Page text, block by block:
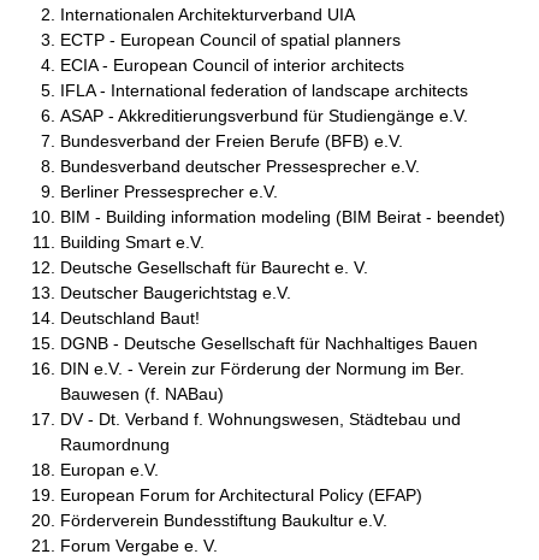
Internationalen Architekturverband UIA
ECTP - European Council of spatial planners
ECIA - European Council of interior architects
IFLA - International federation of landscape architects
ASAP - Akkreditierungsverbund für Studiengänge e.V.
Bundesverband der Freien Berufe (BFB) e.V.
Bundesverband deutscher Pressesprecher e.V.
Berliner Pressesprecher e.V.
BIM - Building information modeling (BIM Beirat - beendet)
Building Smart e.V.
Deutsche Gesellschaft für Baurecht e. V.
Deutscher Baugerichtstag e.V.
Deutschland Baut!
DGNB - Deutsche Gesellschaft für Nachhaltiges Bauen
DIN e.V. - Verein zur Förderung der Normung im Ber.
Bauwesen (f. NABau)
DV - Dt. Verband f. Wohnungswesen, Städtebau und
Raumordnung
Europan e.V.
European Forum for Architectural Policy (EFAP)
Förderverein Bundesstiftung Baukultur e.V.
Forum Vergabe e. V.